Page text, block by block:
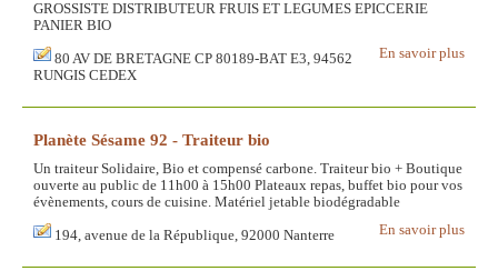
GROSSISTE DISTRIBUTEUR FRUIS ET LEGUMES EPICCERIE
PANIER BIO
En savoir plus
80 AV DE BRETAGNE CP 80189-BAT E3, 94562
RUNGIS CEDEX
Planète Sésame 92 - Traiteur bio
Un traiteur Solidaire, Bio et compensé carbone. Traiteur bio + Boutique
ouverte au public de 11h00 à 15h00 Plateaux repas, buffet bio pour vos
évènements, cours de cuisine. Matériel jetable biodégradable
En savoir plus
194, avenue de la République, 92000 Nanterre